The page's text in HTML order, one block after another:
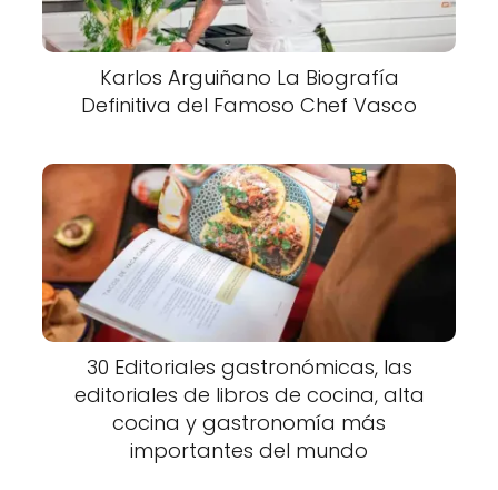
Karlos Arguiñano La Biografía
Definitiva del Famoso Chef Vasco
30 Editoriales gastronómicas, las
editoriales de libros de cocina, alta
cocina y gastronomía más
importantes del mundo